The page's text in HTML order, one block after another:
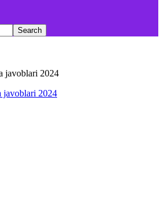
javoblari 2024
javoblari 2024